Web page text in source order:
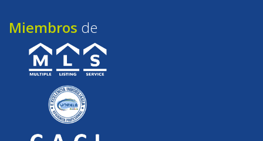
Miembros de